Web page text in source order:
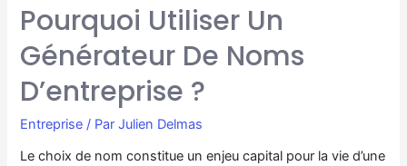
Pourquoi Utiliser Un
Générateur De Noms
D’entreprise ?
Entreprise / ParJulien Delmas
Le choix de nom constitue un enjeu capital pour la vie d’une